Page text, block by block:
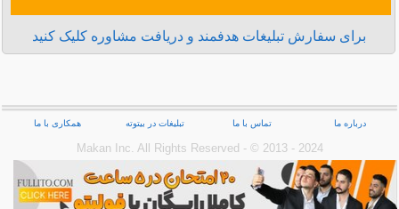
برای سفارش تبلیغات هدفمند و دریافت مشاوره کلیک کنید
درباره ما تماس با ما تبلیغات در بیتوته همکاری با ما
Makan Inc.‎ All Rights Reserved - © 2013 - 2024